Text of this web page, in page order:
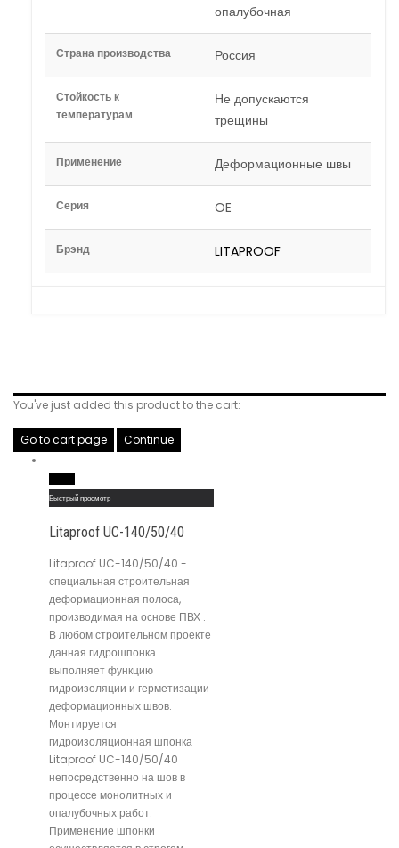
опалубочная
Страна производства Россия
Стойкость к
температурам
Не допускаются
трещины
Применение Деформационные швы
Серия OE
Брэнд LITAPROOF
You've just added this product to the cart:
Go to cart page Continue
Быстрый просмотр
Litaproof UC-140/50/40
Litaproof UC-140/50/40 -
специальная строительная
деформационная полоса,
производимая на основе ПВХ .
В любом строительном проекте
данная гидрошпонка
выполняет функцию
гидроизоляции и герметизации
деформационных швов.
Монтируется
гидроизоляционная шпонка
Litaproof UC-140/50/40
непосредственно на шов в
процессе монолитных и
опалубочных работ.
Применение шпонки